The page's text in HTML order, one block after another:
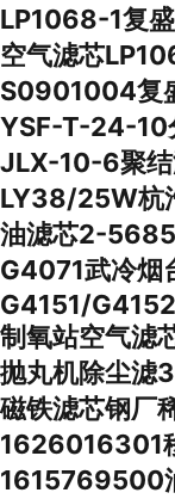
LP1068-1复
空气滤芯
S0901004复
YSF-T-24-10
JLX-10-6聚
LY38/25W杭
油滤芯2-
G4071武冷烟
G4151/G4152
制氧站空气
抛丸机除尘
磁铁滤芯钢厂
1626016301
1615769500